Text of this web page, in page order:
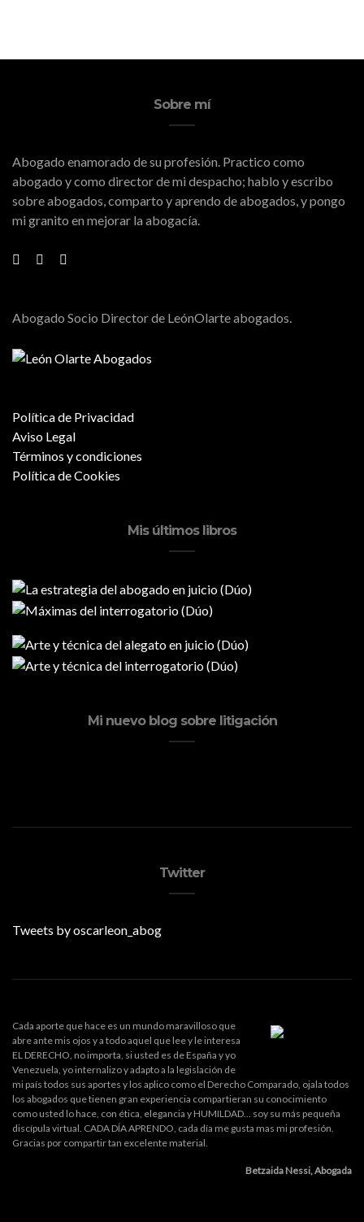
Sobre mí
Abogado enamorado de su profesión. Practico como
abogado y como director de mi despacho; hablo y escribo
sobre abogados, comparto y aprendo de abogados, y pongo
mi granito en mejorar la abogacía.
Abogado Socio Director de LeónOlarte abogados.
Política de Privacidad
Aviso Legal
Términos y condiciones
Política de Cookies
Mis últimos libros
Mi nuevo blog sobre litigación
Twitter
Tweets by oscarleon_abog
Cada aporte que hace es un mundo maravilloso que
abre ante mis ojos y a todo aquel que lee y le interesa
EL DERECHO, no importa, si usted es de España y yo
Venezuela, yo internalizo y adapto a la legislación de
mi país todos sus aportes y los aplico como el Derecho Comparado, ojala todos
los abogados que tienen gran experiencia compartieran su conocimiento
como usted lo hace, con ética, elegancia y HUMILDAD... soy su más pequeña
discípula virtual. CADA DÍA APRENDO, cada día me gusta mas mi profesión.
Gracias por compartir tan excelente material.
Betzaida Nessi, Abogada